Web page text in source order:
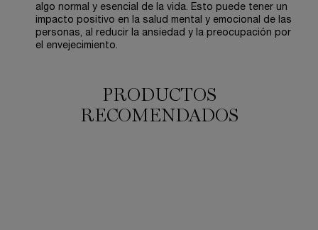
algo normal y esencial de la vida. Esto puede tener un
impacto positivo en la salud mental y emocional de las
personas, al reducir la ansiedad y la preocupación por
el envejecimiento.
PRODUCTOS
RECOMENDADOS